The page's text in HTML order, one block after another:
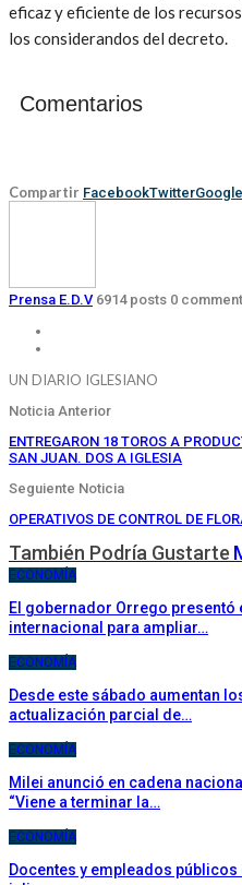
eficaz y eficiente de los
los considerandos del decreto.
Comentarios
Compartir FacebookTwitter
Prensa E.D.V 6914 posts 0
UN DIARIO IGLESIANO
Noticia Anterior
ENTREGARON 18 TOROS A
SAN JUAN. DOS A IGLESIA
Seguiente Noticia
OPERATIVOS DE CONTROL DE
También Podría Gustarte
ECONOMÍA
El gobernador Orrego presentó
internacional para ampliar…
ECONOMÍA
Desde este sábado aumentan
actualización parcial de…
ECONOMÍA
Milei anunció en cadena
“Viene a terminar la…
ECONOMÍA
Docentes y empleados